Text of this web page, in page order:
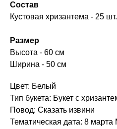
Состав
Кустовая хризантема - 25 шт.
Размер
Высота - 60 см
Ширина - 50 см
Цвет: Белый
Тип букета: Букет с
Повод: Сказать извини
Тематическая дата: 8